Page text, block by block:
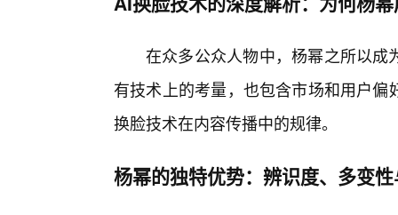
在众多公众人物中，杨幂之所以
有技术上的考量，也包含市场和用户
换脸技术在内容传播中的规律。
杨幂的独特优势：辨识度、多变